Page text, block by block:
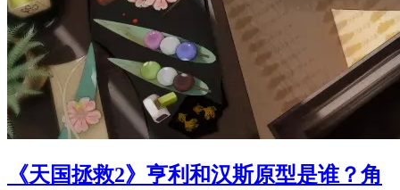
《天国拯救2》亨利和汉斯原型是谁？角